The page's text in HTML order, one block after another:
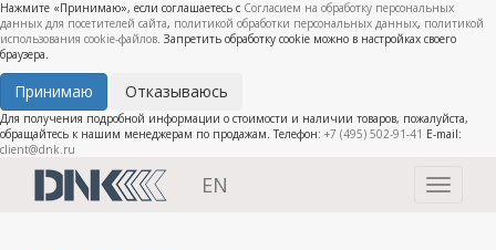
Нажмите «Принимаю», если соглашаетесь с Согласием на обработку персональных
данных для посетителей сайта, политикой обработки персональных данных, политикой
использования cookie-файлов. Запретить обработку cookie можно в настройках своего
браузера.
Принимаю Отказываюсь
Для получения подробной информации о стоимости и наличии товаров, пожалуйста,
обращайтесь к нашим менеджерам по продажам. Телефон: +7 (495) 502-91-41 E-mail:
client@dnk.ru
Toggle
EN